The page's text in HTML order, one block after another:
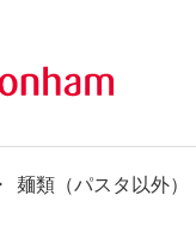
麺類（パスタ以外）